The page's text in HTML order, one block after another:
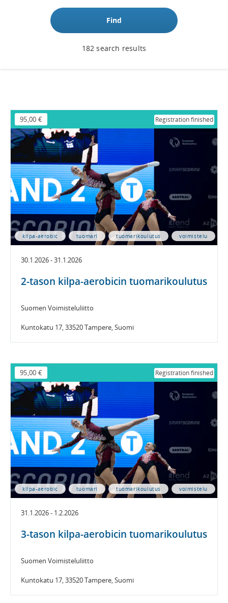
Find
182 search results
95,00 € Registration finished
kilpa-aerobic tuomari tuomarikoulutus voimistelu
30.1.2026 - 31.1.2026
2-tason kilpa-aerobicin tuomarikoulutus
Suomen Voimisteluliitto
Kuntokatu 17, 33520 Tampere, Suomi
95,00 € Registration finished
kilpa-aerobic tuomari tuomarikoulutus voimistelu
31.1.2026 - 1.2.2026
3-tason kilpa-aerobicin tuomarikoulutus
Suomen Voimisteluliitto
Kuntokatu 17, 33520 Tampere, Suomi